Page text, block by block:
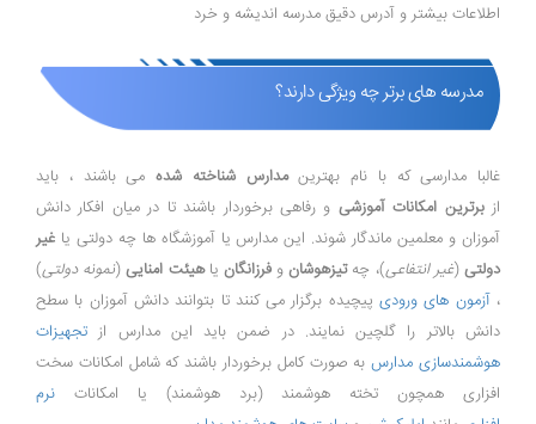
اطلاعات بیشتر و آدرس دقیق مدرسه اندیشه و خرد
مدرسه های برتر چه ویژگی دارند؟
غالبا مدارسی که با نام بهترینمدارس شناخته شده می باشند ، باید
ازبرترین امکانات آموزشی و رفاهی برخوردار باشند تا در میان افکار دانش
آموزان و معلمین ماندگار شوند. این مدارس یا آموزشگاه ها چه دولتی یا غیر
دولتی(غیر انتفاعی)، چهتیزهوشانوفرزانگان یاهیئت امنایی(نمونه دولتی)
،آزمون های ورودیپیچیده برگزار می کنند تا بتوانند دانش آموزان با سطح
دانش بالاتر را گلچین نمایند. در ضمن باید این مدارس از تجهیزات
هوشمندسازی مدارسبه صورت کامل برخوردار باشند که شامل امکانات سخت
افزاری همچون تخته هوشمند (برد هوشمند) یا امکانات نرم